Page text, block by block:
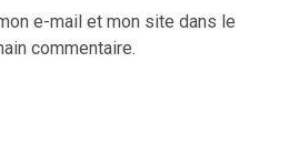
e-mail et mon site dans le
commentaire.